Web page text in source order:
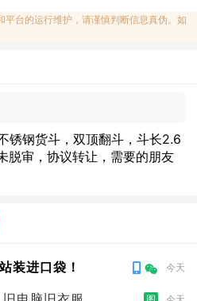
台的运行维护，请谨慎判断信息真伪。如
锈钢货斗，双顶翻斗，斗长2.6
脱审，协议转让，需要的朋友
装进口袋！ 今天
图 今天